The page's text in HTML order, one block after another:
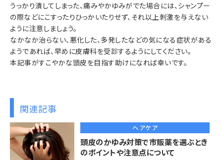
うっかり潰してしまった、痛みやかゆみがでた場合には、シャンプー
の際などにこすったりひっかいたりせず、それ以上刺激を与えない
ように注意しましょう。
なかなか治らない、悪化した、多発したなどの気になる症状がある
ようであれば、早めに皮膚科を受診するようにしてください。
本記事がすこやかな頭皮を目指す助けになれば幸いです。
関連記事
ヘアケア
頭皮のかゆみ対策で市販薬を選ぶとき
のポイントや注意点について